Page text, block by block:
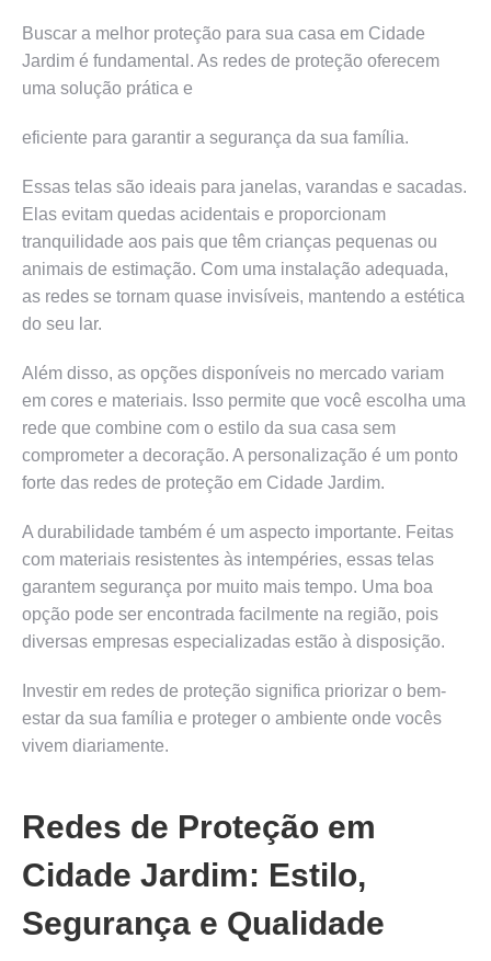
Buscar a melhor proteção para sua casa em Cidade
Jardim é fundamental. As redes de proteção oferecem
uma solução prática e
eficiente para garantir a segurança da sua família.
Essas telas são ideais para janelas, varandas e sacadas.
Elas evitam quedas acidentais e proporcionam
tranquilidade aos pais que têm crianças pequenas ou
animais de estimação. Com uma instalação adequada,
as redes se tornam quase invisíveis, mantendo a estética
do seu lar.
Além disso, as opções disponíveis no mercado variam
em cores e materiais. Isso permite que você escolha uma
rede que combine com o estilo da sua casa sem
comprometer a decoração. A personalização é um ponto
forte das redes de proteção em Cidade Jardim.
A durabilidade também é um aspecto importante. Feitas
com materiais resistentes às intempéries, essas telas
garantem segurança por muito mais tempo. Uma boa
opção pode ser encontrada facilmente na região, pois
diversas empresas especializadas estão à disposição.
Investir em redes de proteção significa priorizar o bem-
estar da sua família e proteger o ambiente onde vocês
vivem diariamente.
Redes de Proteção em
Cidade Jardim: Estilo,
Segurança e Qualidade